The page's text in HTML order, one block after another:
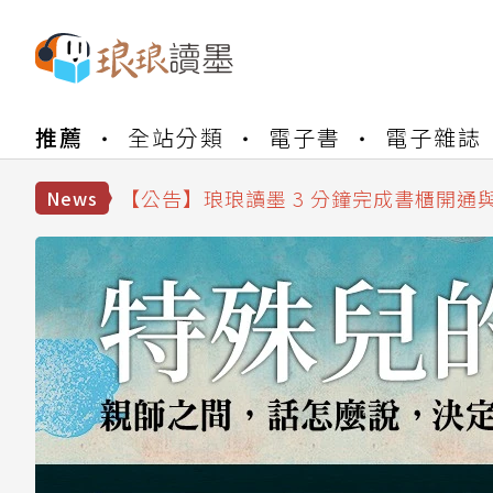
推薦 全站分類 電子書 電子雜誌
News
【公告】琅琅書店服務升級重要說明及
【公告】琅琅讀墨書櫃開通常見問題
【公告】琅琅書店服務升級重要說明及